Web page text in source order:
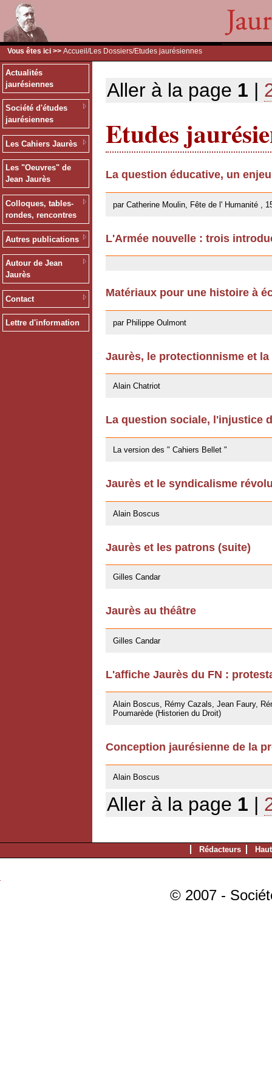
Vous êtes ici >> Accueil /Les Dossiers/Etudes jaurésiennes
Actualités
jaurésiennes
Société d'études
jaurésiennes
Les Cahiers Jaurès
Les "Oeuvres" de
Jean Jaurès
Colloques, tables-
rondes, rencontres
Autres publications
Autour de Jean
Jaurès
Contact
Lettre d'information
Aller à la page 1 |
Etudes
La question éducative, un
par Catherine Moulin, Fête de l' Humanité ,
L'Armée nouvelle : trois
Matériaux pour une histoire à
par Philippe Oulmont
Jaurès, le protectionnisme et
Alain Chatriot
La question sociale, l'injustice
La version des " Cahiers Bellet "
Jaurès et le syndicalisme
Alain Boscus
Jaurès et les patrons (suite)
Gilles Candar
Jaurès au théâtre
Gilles Candar
L'affiche Jaurès du FN :
Alain Boscus, Rémy Cazals, Jean Faury,
Poumarède (Historien du Droit)
Conception jaurésienne de la
Alain Boscus
Aller à la page 1 |
Rédacteurs
© 2007 -